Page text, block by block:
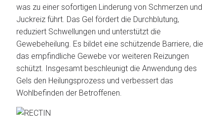
was zu einer sofortigen Linderung von Schmerzen und
Juckreiz führt. Das Gel fördert die Durchblutung,
reduziert Schwellungen und unterstützt die
Gewebeheilung. Es bildet eine schützende Barriere, die
das empfindliche Gewebe vor weiteren Reizungen
schützt. Insgesamt beschleunigt die Anwendung des
Gels den Heilungsprozess und verbessert das
Wohlbefinden der Betroffenen.